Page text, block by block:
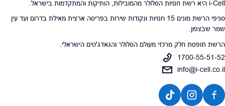
i-Cell היא רשת חנויות הסלולר מהמובילות, הותיקות והמתקדמות בישראל.
סניפי הרשת מונים 15 חנויות ונקודות שירות בפריסה ארצית מאילת בדרום ועד עין
שמר שבצפון.
הרשת תופסת חלק מרכזי מעולם הסלולר והגאדג'טים הישראלי.
1700-55-51-52
info@i-cell.co.il